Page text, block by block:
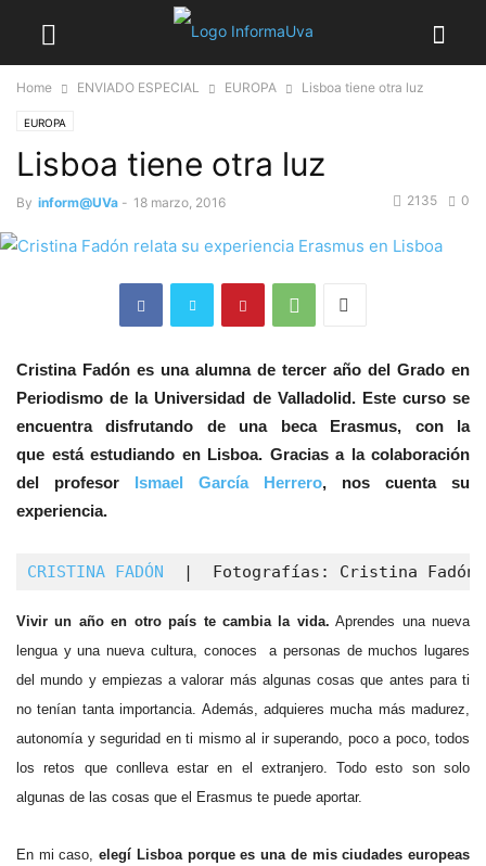
Home ENVIADO ESPECIAL EUROPA Lisboa tiene otra luz
EUROPA
Lisboa tiene otra luz
By inform@UVa - 18 marzo, 2016 0
2135
Cristina Fadón es una alumna de tercer año del Grado en
Periodismo de la Universidad de Valladolid. Este curso se
encuentra disfrutando de una beca Erasmus, con la
que está estudiando en Lisboa. Gracias a la colaboración
del profesor Ismael García Herrero, nos cuenta su
experiencia.
CRISTINA FADÓN |  Fotografías: Cristina Fadón
Vivir un año en otro país te cambia la vida. Aprendes una nueva
lengua y una nueva cultura, conoces a personas de muchos lugares
del mundo y empiezas a valorar más algunas cosas que antes para ti
no tenían tanta importancia. Además, adquieres mucha más madurez,
autonomía y seguridad en ti mismo al ir superando, poco a poco, todos
los retos que conlleva estar en el extranjero. Todo esto son solo
algunas de las cosas que el Erasmus te puede aportar.
En mi caso,elegí Lisboa porque es una de mis ciudades europeas